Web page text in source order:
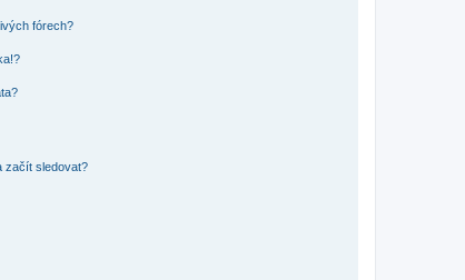
fórech?
začít sledovat?